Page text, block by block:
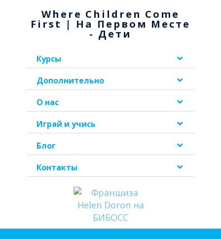
Where Children Come
First | На Первом Месте
- Дети
Курсы
Дополнительно
О нас
Играй и учись
Блог
Контакты